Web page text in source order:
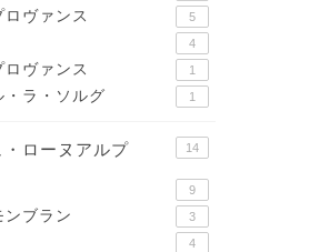
ヴァンス 5
4
ヴァンス 1
・ラ・ソルグ 1
ローヌアルプ 14
9
ンブラン 3
4